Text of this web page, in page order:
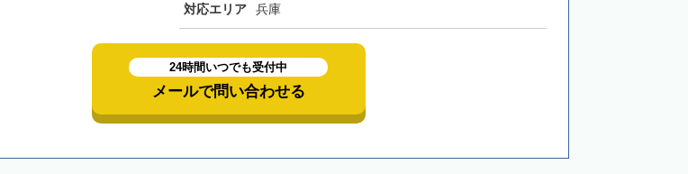
対応エリア 兵庫
24時間いつでも受付中
メールで問い合わせる